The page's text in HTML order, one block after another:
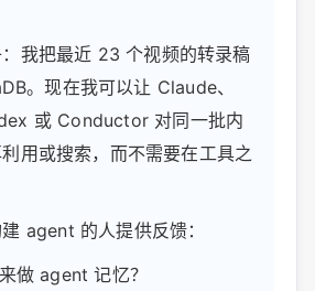
我把最近 23 个视频的转录稿
。现在我可以让 Claude、
或 Conductor 对同一批内
用或搜索，而不需要在工具之
agent 的人提供反馈：
做 agent 记忆？